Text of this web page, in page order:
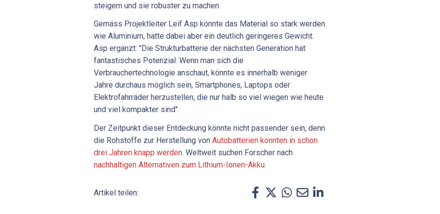
steigern und sie robuster zu machen.
Gemäss Projektleiter Leif Asp könnte das Material so stark werden
wie Aluminium, hätte dabei aber ein deutlich geringeres Gewicht.
Asp ergänzt: "Die Strukturbatterie der nächsten Generation hat
fantastisches Potenzial. Wenn man sich die
Verbrauchertechnologie anschaut, könnte es innerhalb weniger
Jahre durchaus möglich sein, Smartphones, Laptops oder
Elektrofahrräder herzustellen, die nur halb so viel wiegen wie heute
und viel kompakter sind".
Der Zeitpunkt dieser Entdeckung könnte nicht passender sein, denn
die Rohstoffe zur Herstellung von Autobatterien könnten in schon
drei Jahren knapp werden. Weltweit suchen Forscher nach
nachhaltigen Alternativen zum Lithium-Ionen-Akku.
Artikel teilen: